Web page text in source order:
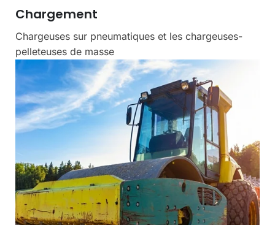
Chargement
Chargeuses sur pneumatiques et les chargeuses-
pelleteuses de masse